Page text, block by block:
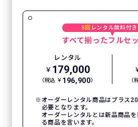
5回 レンタル無料付き
すべて揃ったフルセ
レンタル
￥ 179,000
（税込 ￥ 196,900） （
オーダーレンタル商品はプラス
必要となります。
オーダーレンタルとは新品商品
る商品を言います。